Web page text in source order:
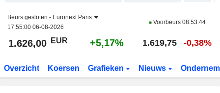
Beurs gesloten - Euronext Paris
17:55:00 06-08-2026
Voorbeurs 08:53:44
1.626,00 EUR +5,17% 1.619,75 -0,38%
Overzicht Koersen Grafieken Nieuws